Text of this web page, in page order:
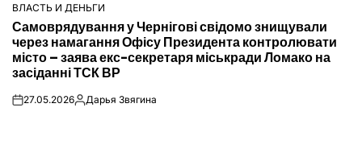
ОПУБЛІКУВАТИ
У
ВЛАСТЬ И ДЕНЬГИ
Самоврядування у Чернігові свідомо знищували
через намагання Офісу Президента контролювати
місто – заява екс-секретаря міськради Ломако на
засіданні ТСК ВР
on27.05.2026Опубліковано
Дарья Звягина